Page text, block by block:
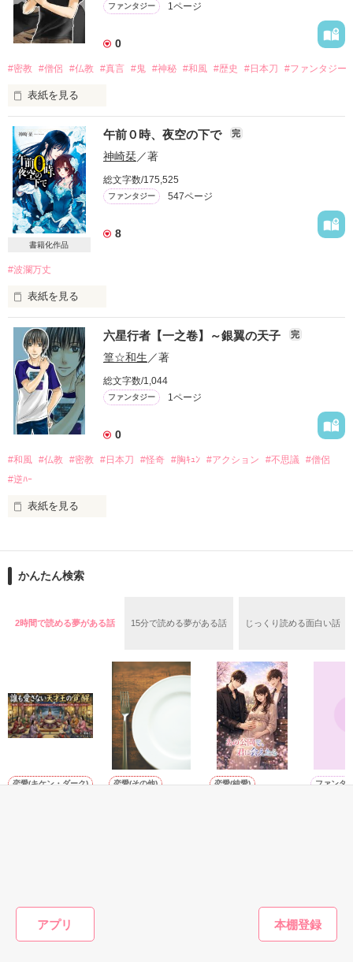
アプリ
ファンタジー 1ページ
0
#密教 #僧侶 #仏教 #真言 #鬼 #神秘 #和風 #歴史 #日本刀 #ファンタジー
表紙を見る
京都討伐隊に合流した薙は、『朱雀門』の封印を破った呪禁
師･十曜と対決する。
片や。旧･白根村で調査を続ける裏一座は、《紅青》こと甲本
紗雪の真相に辿り着いていた。
ついに、紅青の正体を暴いた六星一座。
だが、同じ頃──。
鈴掛一門の新たな頭領となった神城悠真は、
第六天魔王の《玉》を得た桐生菖を娶り、
いよいよ国家転覆の計画を実行に移そうとしていた。
覚醒した信長の導きに依って、再び天魔の力を取り戻した淀殿
が、宝剣･鳳華を依代に、各地の結界を壊し始める。
日本を襲う未曾有の災害。
次々に卷起こる陰惨な事件。
暴力、略奪、殺戮の嵐──。
悪の華を咲かせる《鈴掛一門》は、
今や、国内最凶の外法衆となっていた。
全ての権利を悠真に譲り、ひとり、別行動を取る紅青の思惑
とは──？
炎獄の京都編、始動。
作品を読む
書籍化作品
午前０時、夜空の下で 完
神崎栞／著
総文字数/175,525
ファンタジー 547ページ
8
#波瀾万丈
表紙を見る
大正時代に建てられた洋館
水の音に誘われて
地下の扉を開いた瞬間から――
少女の運命は変わる
2011年10月24日　完結
しています。
六星行者【一之卷】～銀翼の天子 完
篁☆和生 ／著
総文字数/1,044
ファンタジー 1ページ
0
#和風 #仏教 #密教 #日本刀 #怪奇 #胸ｷｭﾝ #アクション #不思議 #僧侶
#逆ﾊｰ
表紙を見る
甲本家を含む、六つの行者の一族は《六星一座》と呼ばれ、平
戸惑いと焦燥の中で、次々に巻き起こる怪事件──
伝燈の密印を結び、悪霊を払う異能の闘い。
果たして薙は己の使命を受け入れ、最大の敵《第六天魔》を封
じる事が出来るのか？
ﾌﾟﾛﾌからﾘﾝｸ出来ます
かんたん検索
2時間で読める夢がある話 15分で読める夢がある話 じっくり読める面白い話
恋愛(キケン・ダーク) 恋愛(その他) 恋愛(純愛) ファンタ
かんたん検索の条件を変える